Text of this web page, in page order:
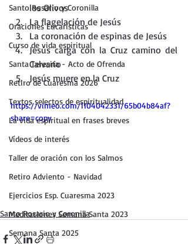
Santo Rosario y Coronilla
Oraciones Eucarísticas
Curso de vida espiritual
Santa Teresita - Acto de Ofrenda
Retiro de Cuaresma 2026
Textos selectos de espiritualidad
La vida espiritual en frases breves
Vídeos de interés
Taller de oración con los Salmos
Retiro Adviento - Navidad
Ejercicios Esp. Cuaresma 2023
Meditaciones Semana Santa 2023
Semana Santa 2025
los Olivos
La flagelación de Jesús
La coronación de espinas de Jesús
Jesús carga con la Cruz camino del
Calvario
Jesús muere en la Cruz
https://vimeo.com/1104042331/65b04b84af?
share=copy
Santo Rosario y Coronilla